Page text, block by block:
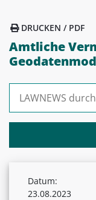
DRUCKEN / PDF
Amtliche
Datum:
23.08.2023